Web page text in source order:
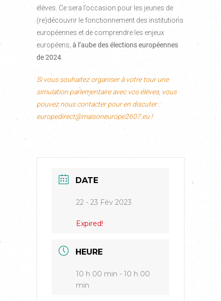
élèves. Ce sera l’occasion pour les jeunes de
(re)découvrir le fonctionnement des institutions
européennes et de comprendre les enjeux
européens, à l’aube des élections européennes
de 2024
Si vous souhaitez organiser à votre tour une
simulation parlementaire avec vos élèves, vous
pouvez nous contacter pour en discuter :
europedirect@maisoneurope2607.eu !
DATE
22 - 23 Fév 2023
Expired!
HEURE
10 h 00 min - 10 h 00
min